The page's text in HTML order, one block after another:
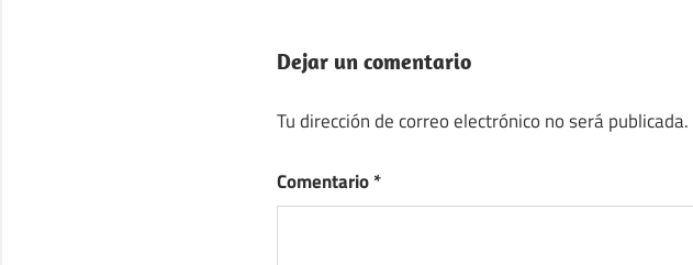
Dejar un comentario
Tu dirección de correo electrónico no será publicada.
Comentario*